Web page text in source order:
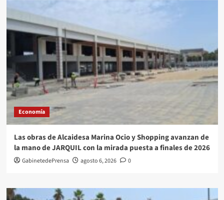
Economía
Las obras de Alcaidesa Marina Ocio y Shopping avanzan de
la mano de JARQUIL con la mirada puesta a finales de 2026
GabinetedePrensa agosto 6, 2026 0